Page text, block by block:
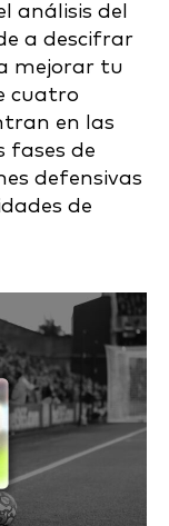
análisis del
a descifrar
mejorar tu
cuatro
en las
fases de
defensivas
de